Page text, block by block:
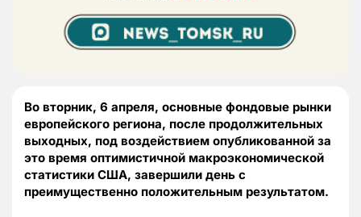
Во вторник, 6 апреля, основные фондовые рынки
европейского региона, после продолжительных
выходных, под воздействием опубликованной за
это время оптимистичной макроэкономической
статистики США, завершили день с
преимущественно положительным результатом.